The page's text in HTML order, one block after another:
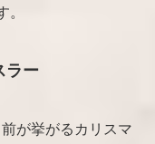
。
ラー
が挙がるカリスマ